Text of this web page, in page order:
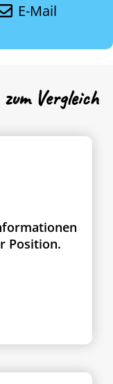
E-Mail
Vergleich
Position.